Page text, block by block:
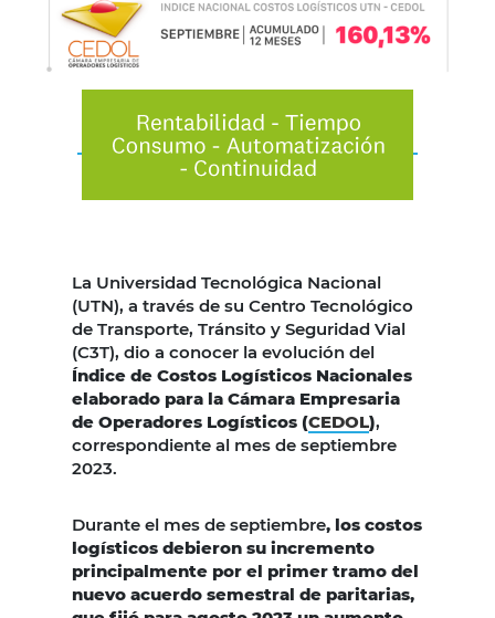
La Universidad Tecnológica Nacional
(UTN), a través de su Centro Tecnológico
de Transporte, Tránsito y Seguridad Vial
(C3T), dio a conocer la evolución del
Índice de Costos Logísticos Nacionales
elaborado para la Cámara Empresaria
de Operadores Logísticos (CEDOL),
correspondiente al mes de septiembre
2023.
Durante el mes de septiembre, los costos
logísticos debieron su incremento
principalmente por el primer tramo del
nuevo acuerdo semestral de paritarias,